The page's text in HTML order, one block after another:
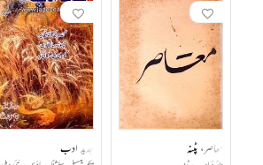
معاصر، پٹنہ جدید ادب